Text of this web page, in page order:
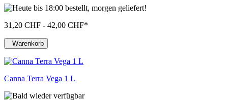
31,20 CHF - 42,00 CHF*
Warenkorb
Canna Terra Vega 1 L